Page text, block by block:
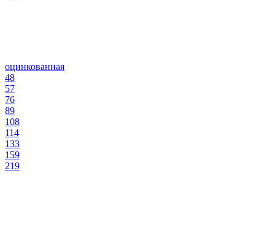
оцинкованная
48
57
76
89
108
114
133
159
219